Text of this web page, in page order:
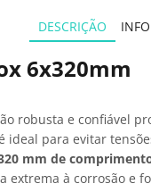
DESCRIÇÃO
6x320mm
robusta e confiável
para evitar
mm de
à corrosão e